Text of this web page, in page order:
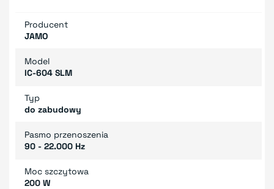
Producent
JAMO
Model
IC-604 SLM
Typ
do zabudowy
Pasmo przenoszenia
90 - 22.000 Hz
Moc szczytowa
200 W